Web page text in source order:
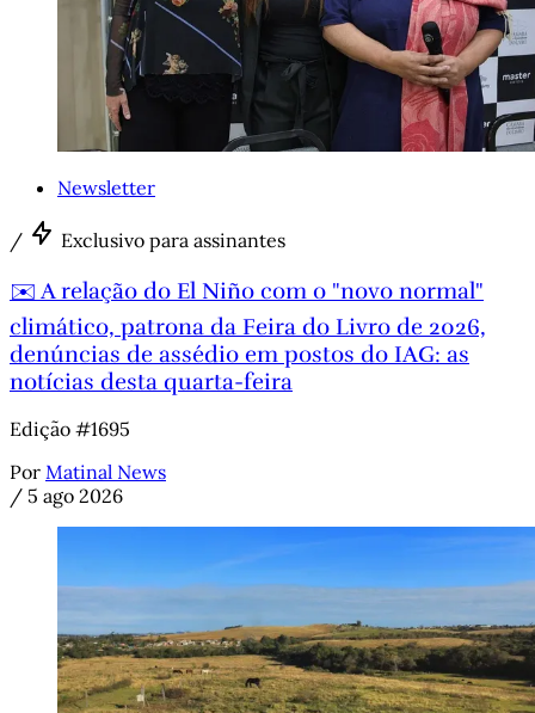
Newsletter
/ Exclusivo para assinantes
✉️ A relação do El Niño com o "novo normal"
climático, patrona da Feira do Livro de 2026,
denúncias de assédio em postos do IAG: as
notícias desta quarta-feira
Edição #1695
Por Matinal News
/ 5 ago 2026